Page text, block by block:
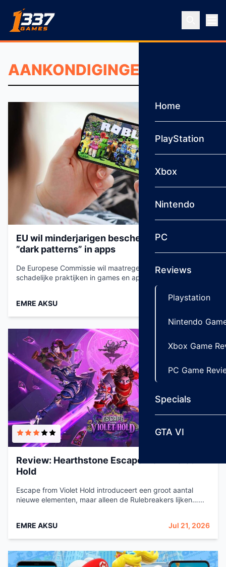
Ga naar inhoud
Home
PlayStation
Xbox
Nintendo
PC
Reviews
Playstation
Nintendo
Xbox Game
PC Game
Specials
GTA VI
EU wil minderjarigen beschermen tegen
”dark patterns” in apps
De Europese Commissie wil maatregelen nemen tegen
schadelijke praktijken in games en apps om kinderen…...
EMRE AKSU Jul 28, 2026
Review: Hearthstone Escape from Violet
Hold
Escape from Violet Hold introduceert een groot aantal
nieuwe elementen, maar alleen de Rulebreakers lijken…...
EMRE AKSU Jul 21, 2026